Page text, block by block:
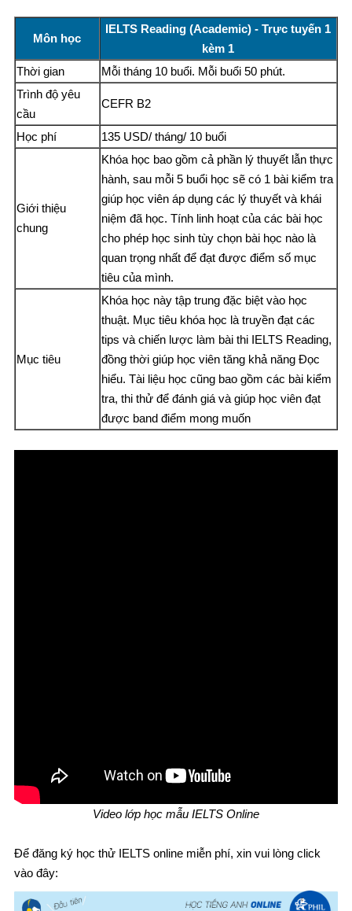
Môn học
IELTS Reading (Academic) - Trực tuyến 1
kèm 1
Thời gian
Mỗi tháng 10 buổi. Mỗi buổi 50 phút.
Trình độ yêu
cầu
CEFR B2
Học phí 135 USD/ tháng/ 10 buổi
Giới thiệu
chung
Khóa học bao gồm cả phần lý thuyết lẫn thực
hành, sau mỗi 5 buổi học sẽ có 1 bài kiểm tra
giúp học viên áp dụng các lý thuyết và khái
niệm đã học. Tính linh hoạt của các bài học
cho phép học sinh tùy chọn bài học nào là
quan trọng nhất để đạt được điểm số mục
tiêu của mình.
Mục tiêu
Khóa học này tập trung đặc biệt vào học
thuật. Mục tiêu khóa học là truyền đạt các
tips và chiến lược làm bài thi IELTS Reading,
đồng thời giúp học viên tăng khả năng Đọc
hiểu. Tài liệu học cũng bao gồm các bài kiểm
tra, thi thử để đánh giá và giúp học viên đạt
được band điểm mong muốn
Video lớp học mẫu IELTS Online
Để đăng ký học thử IELTS online miễn phí, xin vui lòng click
vào đây: